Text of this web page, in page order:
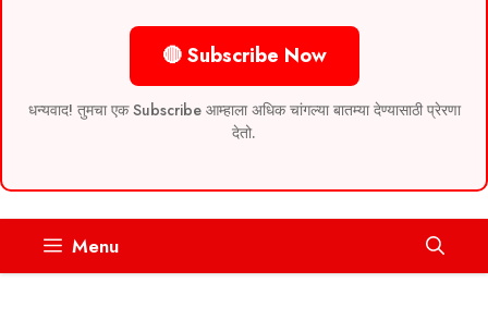
🔴 Subscribe Now
धन्यवाद! तुमचा एक Subscribe आम्हाला अधिक चांगल्या बातम्या देण्यासाठी प्रेरणा
देतो.
Menu